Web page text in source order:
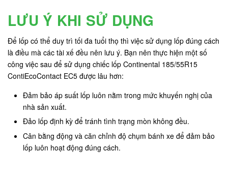
LƯU Ý KHI SỬ DỤNG
Để lốp có thể duy trì tối đa tuổi thọ thì việc sử dụng lốp đúng cách
là điều mà các tài xế đều nên lưu ý. Bạn nên thực hiện một số
công việc sau để sử dụng chiếc lốp Continental 185/55R15
ContiEcoContact EC5 được lâu hơn:
Đảm bảo áp suất lốp luôn nằm trong mức khuyến nghị của
nhà sản xuất.
Đảo lốp định kỳ để tránh tình trạng mòn không đều.
Cân bằng động và căn chỉnh độ chụm bánh xe để đảm bảo
lốp luôn hoạt động đúng cách.